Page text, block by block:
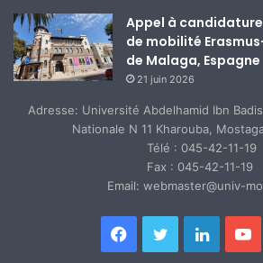
Appel à
de mobilité
de Malaga, Espagne
21 juin 2026
Adresse: Université Abdelhamid Ibn
Nationale N 11 Kharouba,
Télé : 045-42-11-19
Fax : 045-42-11-19
Email: webmaster@univ-
Facebook
TwitterLinkedin